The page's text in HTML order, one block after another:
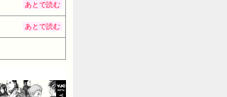
あとで読む
あとで読む